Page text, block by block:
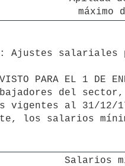
máximo
Ajustes
PARA EL 1 DE
del
vigentes al 31/12/
los salarios
Salarios